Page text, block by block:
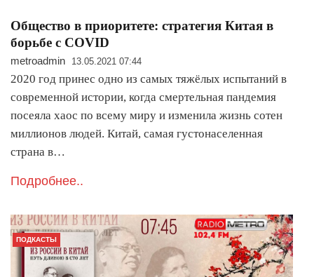
Общество в приоритете: стратегия Китая в
борьбе с COVID
metroadmin 13.05.2021 07:44
2020 год принес одно из самых тяжёлых испытаний в
современной истории, когда смертельная пандемия
посеяла хаос по всему миру и изменила жизнь сотен
миллионов людей. Китай, самая густонаселенная
страна в…
Подробнее..
ПОДКАСТЫ